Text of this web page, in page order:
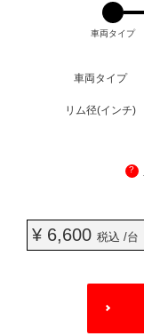
車両タイプ
車両タイプ
リム径(インチ)
?
¥ 6,600 税込 /台
OPTIONS